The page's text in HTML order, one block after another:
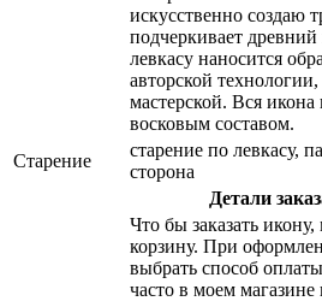
искусственно создаю
подчеркивает
левкасу наносится
авторской
мастерской. Вся
восковым составом.
Старение
старение по левкасу,
сторона
Детали
Что бы заказать
корзину. При
выбрать способ
часто в моем магазине